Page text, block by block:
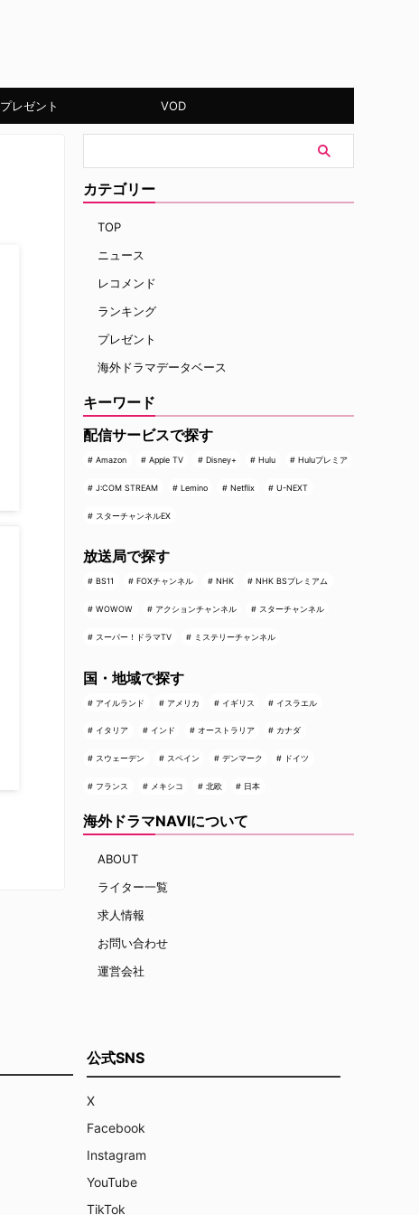
プレゼント VOD
カテゴリー
TOP
ニュース
レコメンド
ランキング
プレゼント
海外ドラマデータベース
キーワード
配信サービスで探す
Amazon Apple TV Disney+ Hulu Huluプレミア
J:COM STREAM Lemino Netflix U-NEXT
スターチャンネルEX
放送局で探す
BS11 FOXチャンネル NHK NHK BSプレミアム
WOWOW アクションチャンネル スターチャンネル
スーパー！ドラマTV ミステリーチャンネル
国・地域で探す
アイルランド アメリカ イギリス イスラエル
イタリア インド オーストラリア カナダ
スウェーデン スペイン デンマーク ドイツ
フランス メキシコ 北欧 日本
海外ドラマNAVIについて
ABOUT
ライター一覧
求人情報
お問い合わせ
運営会社
公式SNS
X
Facebook
Instagram
YouTube
TikTok